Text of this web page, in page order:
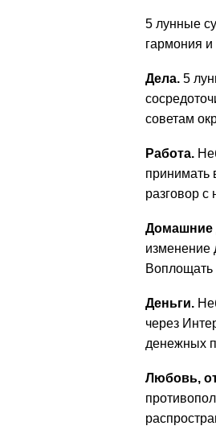
5 лунные
гармония
Дела. 5
советам
Работа.
принимать
разговор с
Домашние
изменение
Воплощать
Деньги.
через
денежных
Любовь,